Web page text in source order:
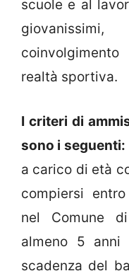
scuole e al
realtà sportiva.
I criteri di
sono i seguenti:
a carico di età
compiersi
nel Comune
almeno 5
scadenza del